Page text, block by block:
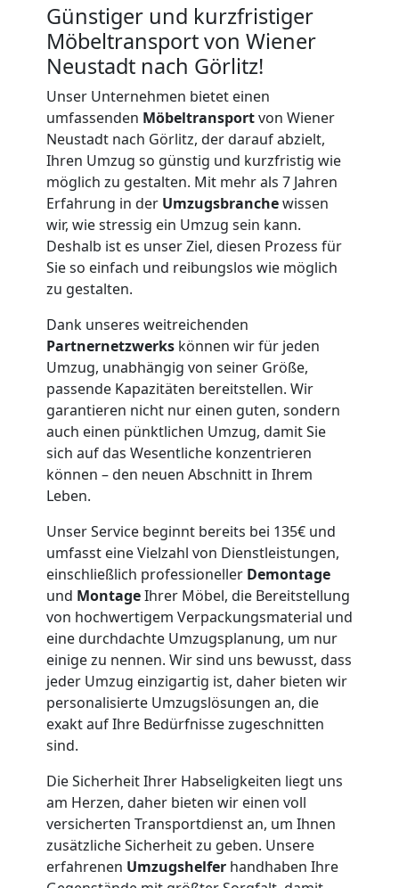
Günstiger und kurzfristiger
Möbeltransport von Wiener
Neustadt nach Görlitz!
Unser Unternehmen bietet einen
umfassenden Möbeltransportvon Wiener
Neustadt nach Görlitz, der darauf abzielt,
Ihren Umzug so günstig und kurzfristig wie
möglich zu gestalten. Mit mehr als 7 Jahren
Erfahrung in der Umzugsbranchewissen
wir, wie stressig ein Umzug sein kann.
Deshalb ist es unser Ziel, diesen Prozess für
Sie so einfach und reibungslos wie möglich
zu gestalten.
Dank unseres weitreichenden
Partnernetzwerks können wir für jeden
Umzug, unabhängig von seiner Größe,
passende Kapazitäten bereitstellen. Wir
garantieren nicht nur einen guten, sondern
auch einen pünktlichen Umzug, damit Sie
sich auf das Wesentliche konzentrieren
können – den neuen Abschnitt in Ihrem
Leben.
Unser Service beginnt bereits bei 135€ und
umfasst eine Vielzahl von Dienstleistungen,
einschließlich professioneller Demontage
und MontageIhrer Möbel, die Bereitstellung
von hochwertigem Verpackungsmaterial und
eine durchdachte Umzugsplanung, um nur
einige zu nennen. Wir sind uns bewusst, dass
jeder Umzug einzigartig ist, daher bieten wir
personalisierte Umzugslösungen an, die
exakt auf Ihre Bedürfnisse zugeschnitten
sind.
Die Sicherheit Ihrer Habseligkeiten liegt uns
am Herzen, daher bieten wir einen voll
versicherten Transportdienst an, um Ihnen
zusätzliche Sicherheit zu geben. Unsere
erfahrenen Umzugshelfer handhaben Ihre
Umzugshelfer
Wiener
Neustadt
Möbeltaxi
Wiener
Neustadt
Kleintransport
Wiener
Neustadt